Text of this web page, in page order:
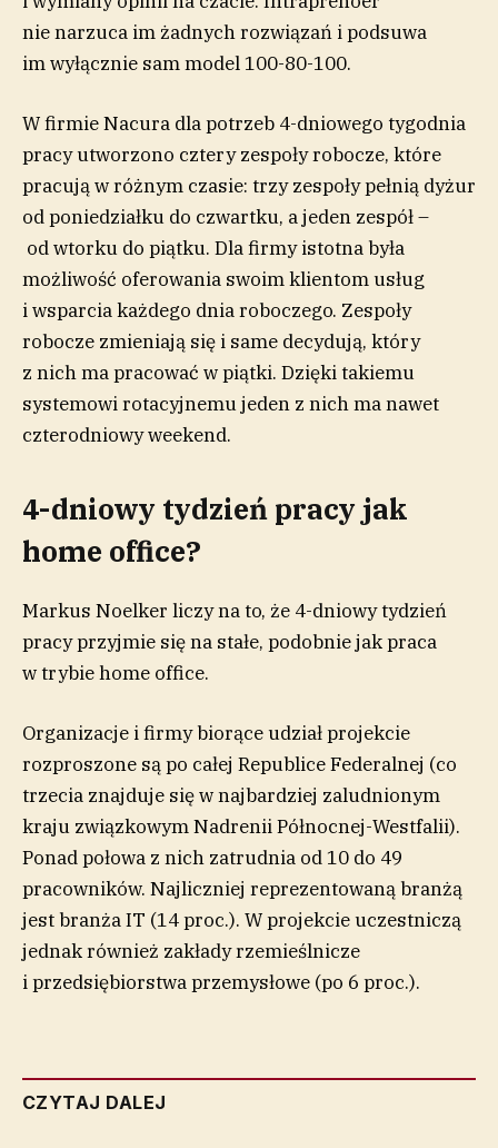
nie narzuca im żadnych rozwiązań i podsuwa
im wyłącznie sam model 100-80-100.
W firmie Nacura dla potrzeb 4-dniowego tygodnia
pracy utworzono cztery zespoły robocze, które
pracują w różnym czasie: trzy zespoły pełnią dyżur
od poniedziałku do czwartku, a jeden zespół –
od wtorku do piątku. Dla firmy istotna była
możliwość oferowania swoim klientom usług
i wsparcia każdego dnia roboczego. Zespoły
robocze zmieniają się i same decydują, który
z nich ma pracować w piątki. Dzięki takiemu
systemowi rotacyjnemu jeden z nich ma nawet
czterodniowy weekend.
4-dniowy tydzień pracy jak
home office?
Markus Noelker liczy na to, że 4-dniowy tydzień
pracy przyjmie się na stałe, podobnie jak praca
w trybie home office.
Organizacje i firmy biorące udział projekcie
rozproszone są po całej Republice Federalnej (co
trzecia znajduje się w najbardziej zaludnionym
kraju związkowym Nadrenii Północnej-Westfalii).
Ponad połowa z nich zatrudnia od 10 do 49
pracowników. Najliczniej reprezentowaną branżą
jest branża IT (14 proc.). W projekcie uczestniczą
jednak również zakłady rzemieślnicze
i przedsiębiorstwa przemysłowe (po 6 proc.).
CZYTAJ DALEJ